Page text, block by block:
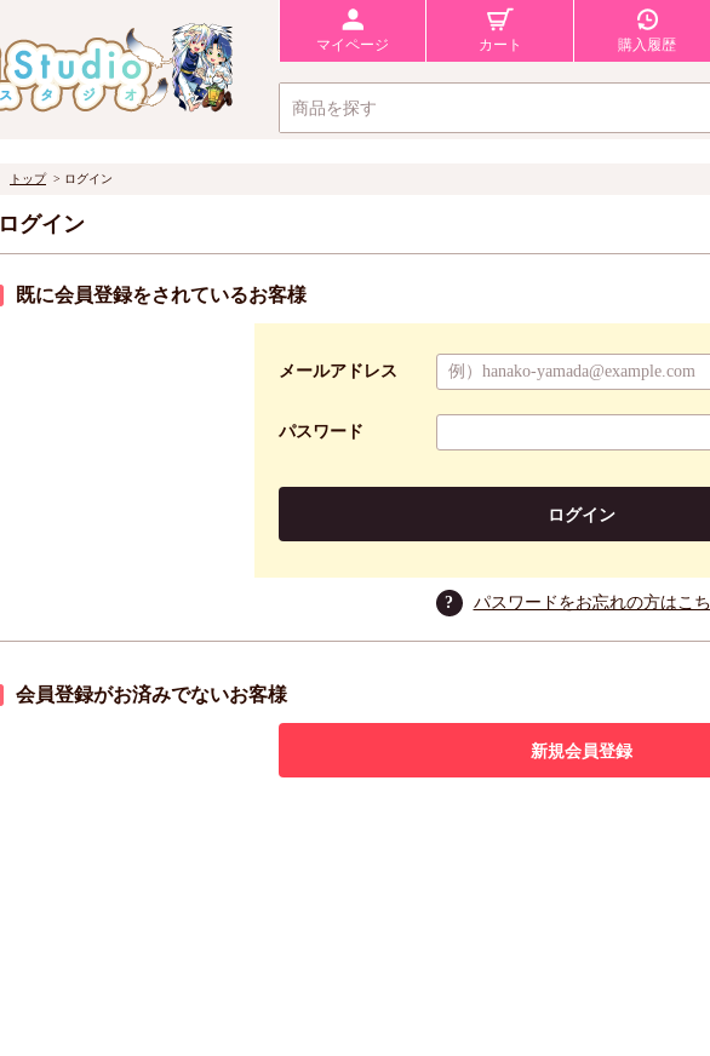
マイページ カート 購入履歴
トップ ログイン
ログイン
既に会員登録をされているお客様
メールアドレス
パスワード
ログイン
? パスワードをお忘れの方はこ
会員登録がお済みでないお客様
新規会員登録